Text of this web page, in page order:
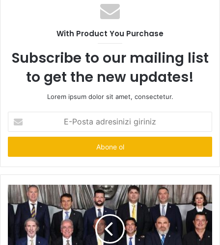
With Product You Purchase
Subscribe to our mailing list
to get the new updates!
Lorem ipsum dolor sit amet, consectetur.
Posta
adresinizi